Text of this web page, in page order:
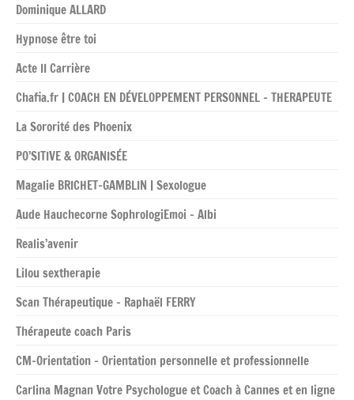
Dominique ALLARD
Hypnose être toi
Acte II Carrière
Chafia.fr | COACH EN DÉVELOPPEMENT PERSONNEL – THERAPEUTE
La Sororité des Phoenix
PO’SITIVE & ORGANISÉE
Magalie BRICHET-GAMBLIN | Sexologue
Aude Hauchecorne SophrologiEmoi – Albi
Realis’avenir
Lilou sextherapie
Scan Thérapeutique – Raphaël FERRY
Thérapeute coach Paris
CM-Orientation – Orientation personnelle et professionnelle
Carlina Magnan Votre Psychologue et Coach à Cannes et en ligne